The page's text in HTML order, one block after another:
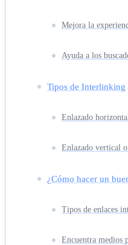
Mejora la
Ayuda a los
Tipos de Interlinking
Enlazado horizontal
Enlazado vertical
¿Cómo hacer un
Tipos de enlaces
Encuentra medios